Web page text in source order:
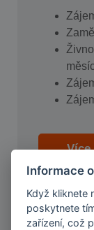
Více
Informace
Když kliknete
poskytnete
zařízení, což